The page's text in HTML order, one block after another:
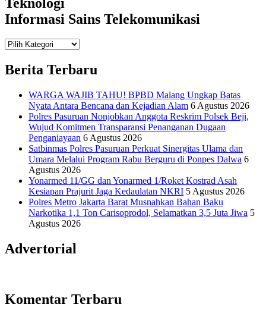
Informasi Sains Telekomunikasi
Teknologi
Berita Terbaru
WARGA WAJIB TAHU! BPBD Malang Ungkap Batas
Nyata Antara Bencana dan Kejadian Alam 6 Agustus 2026
Polres Pasuruan Nonjobkan Anggota Reskrim Polsek Beji,
Wujud Komitmen Transparansi Penanganan Dugaan
Penganiayaan 6 Agustus 2026
Satbinmas Polres Pasuruan Perkuat Sinergitas Ulama dan
Umara Melalui Program Rabu Berguru di Ponpes Dalwa 6
Agustus 2026
Yonarmed 11/GG dan Yonarmed 1/Roket Kostrad Asah
Kesiapan Prajurit Jaga Kedaulatan NKRI 5 Agustus 2026
Polres Metro Jakarta Barat Musnahkan Bahan Baku
Narkotika 1,1 Ton Carisoprodol, Selamatkan 3,5 Juta Jiwa 5
Agustus 2026
Advertorial
Komentar Terbaru